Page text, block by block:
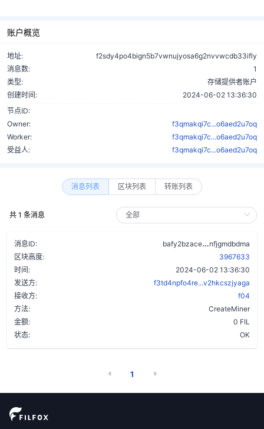
账户概览
地址:
f2sdy4po4bign5b7vwnujyosa6g2nvvwcdb33ifly
消息数:
1
类型:
存储提供者账户
创建时间:
2024-06-02 13:36:30
节点ID:
Owner:
f3qmakqi7c...o6aed2u7oq
Worker:
f3qmakqi7c...o6aed2u7oq
受益人:
f3qmakqi7c...o6aed2u7oq
消息列表 区块列表 转账列表
共 1 条消息
消息ID: bafy2bzace
nfjgmdbdma
区块高度:
3967633
时间:
2024-06-02 13:36:30
发送方:
f3td4npfo4re...v2hkcszjyaga
接收方:
f04
方法:
CreateMiner
金额:
0 FIL
状态:
OK
1